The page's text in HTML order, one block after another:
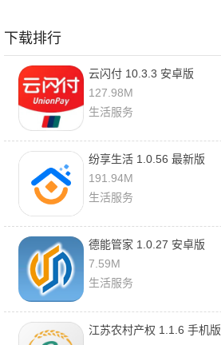
下载排行
云闪付 10.3.3 安卓版
127.98M
生活服务
纷享生活 1.0.56 最新版
191.94M
生活服务
德能管家 1.0.27 安卓版
7.59M
生活服务
江苏农村产权 1.1.6 手机版